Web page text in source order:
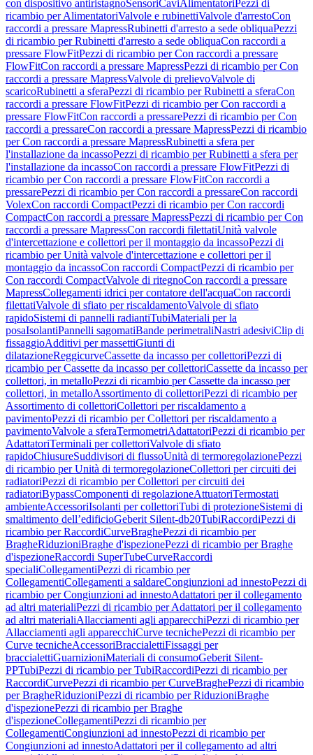
con dispositivo antiristagnoSensoriCaviAlimentatori Pezzi di
ricambio per AlimentatoriValvole e rubinettiValvole d'arrestoCon
raccordi a pressare MapressRubinetti d'arresto a sede obliquaPezzi
di ricambio per Rubinetti d'arresto a sede obliquaCon raccordi a
pressare FlowFitPezzi di ricambio per Con raccordi a pressare
FlowFitCon raccordi a pressare MapressPezzi di ricambio per Con
raccordi a pressare MapressValvole di prelievoValvole di
scaricoRubinetti a sferaPezzi di ricambio per Rubinetti a sferaCon
raccordi a pressare FlowFitPezzi di ricambio per Con raccordi a
pressare FlowFitCon raccordi a pressarePezzi di ricambio per Con
raccordi a pressareCon raccordi a pressare MapressPezzi di ricambio
per Con raccordi a pressare MapressRubinetti a sfera per
l'installazione da incassoPezzi di ricambio per Rubinetti a sfera per
l'installazione da incassoCon raccordi a pressare FlowFitPezzi di
ricambio per Con raccordi a pressare FlowFitCon raccordi a
pressarePezzi di ricambio per Con raccordi a pressareCon raccordi
VolexCon raccordi CompactPezzi di ricambio per Con raccordi
CompactCon raccordi a pressare MapressPezzi di ricambio per Con
raccordi a pressare MapressCon raccordi filettatiUnità valvole
d'intercettazione e collettori per il montaggio da incassoPezzi di
ricambio per Unità valvole d'intercettazione e collettori per il
montaggio da incassoCon raccordi CompactPezzi di ricambio per
Con raccordi CompactValvole di ritegnoCon raccordi a pressare
MapressCollegamenti idrici per contatore dell'acquaCon raccordi
filettatiValvole di sfiato per riscaldamentoValvole di sfiato
rapidoSistemi di pannelli radiantiTubiMateriali per la
posaIsolantiPannelli sagomatiBande perimetraliNastri adesiviClip di
fissaggioAdditivi per massettiGiunti di
dilatazioneReggicurveCassette da incasso per collettoriPezzi di
ricambio per Cassette da incasso per collettoriCassette da incasso per
collettori, in metalloPezzi di ricambio per Cassette da incasso per
collettori, in metalloAssortimento di collettoriPezzi di ricambio per
Assortimento di collettoriCollettori per riscaldamento a
pavimentoPezzi di ricambio per Collettori per riscaldamento a
pavimentoValvole a sferaTermometriAdattatoriPezzi di ricambio per
AdattatoriTerminali per collettoriValvole di sfiato
rapidoChiusureSuddivisori di flussoUnità di termoregolazionePezzi
di ricambio per Unità di termoregolazioneCollettori per circuiti dei
radiatoriPezzi di ricambio per Collettori per circuiti dei
radiatoriBypassComponenti di regolazioneAttuatoriTermostati
ambienteAccessoriIsolanti per collettoriTubi di protezioneSistemi di
smaltimento dell’edificioGeberit Silent-db20TubiRaccordiPezzi di
ricambio per RaccordiCurveBraghePezzi di ricambio per
BragheRiduzioniBraghe d'ispezionePezzi di ricambio per Braghe
d'ispezioneRaccordi SuperTubeCurveRaccordi
specialiCollegamentiPezzi di ricambio per
CollegamentiCollegamenti a saldareCongiunzioni ad innestoPezzi di
ricambio per Congiunzioni ad innestoAdattatori per il collegamento
ad altri materialiPezzi di ricambio per Adattatori per il collegamento
ad altri materialiAllacciamenti agli apparecchiPezzi di ricambio per
Allacciamenti agli apparecchiCurve tecnichePezzi di ricambio per
Curve tecnicheAccessoriBraccialettiFissaggi per
braccialettiGuarnizioniMateriali di consumoGeberit Silent-
PPTubiPezzi di ricambio per TubiRaccordiPezzi di ricambio per
RaccordiCurvePezzi di ricambio per CurveBraghePezzi di ricambio
per BragheRiduzioniPezzi di ricambio per RiduzioniBraghe
d'ispezionePezzi di ricambio per Braghe
d'ispezioneCollegamentiPezzi di ricambio per
CollegamentiCongiunzioni ad innestoPezzi di ricambio per
Congiunzioni ad innestoAdattatori per il collegamento ad altri